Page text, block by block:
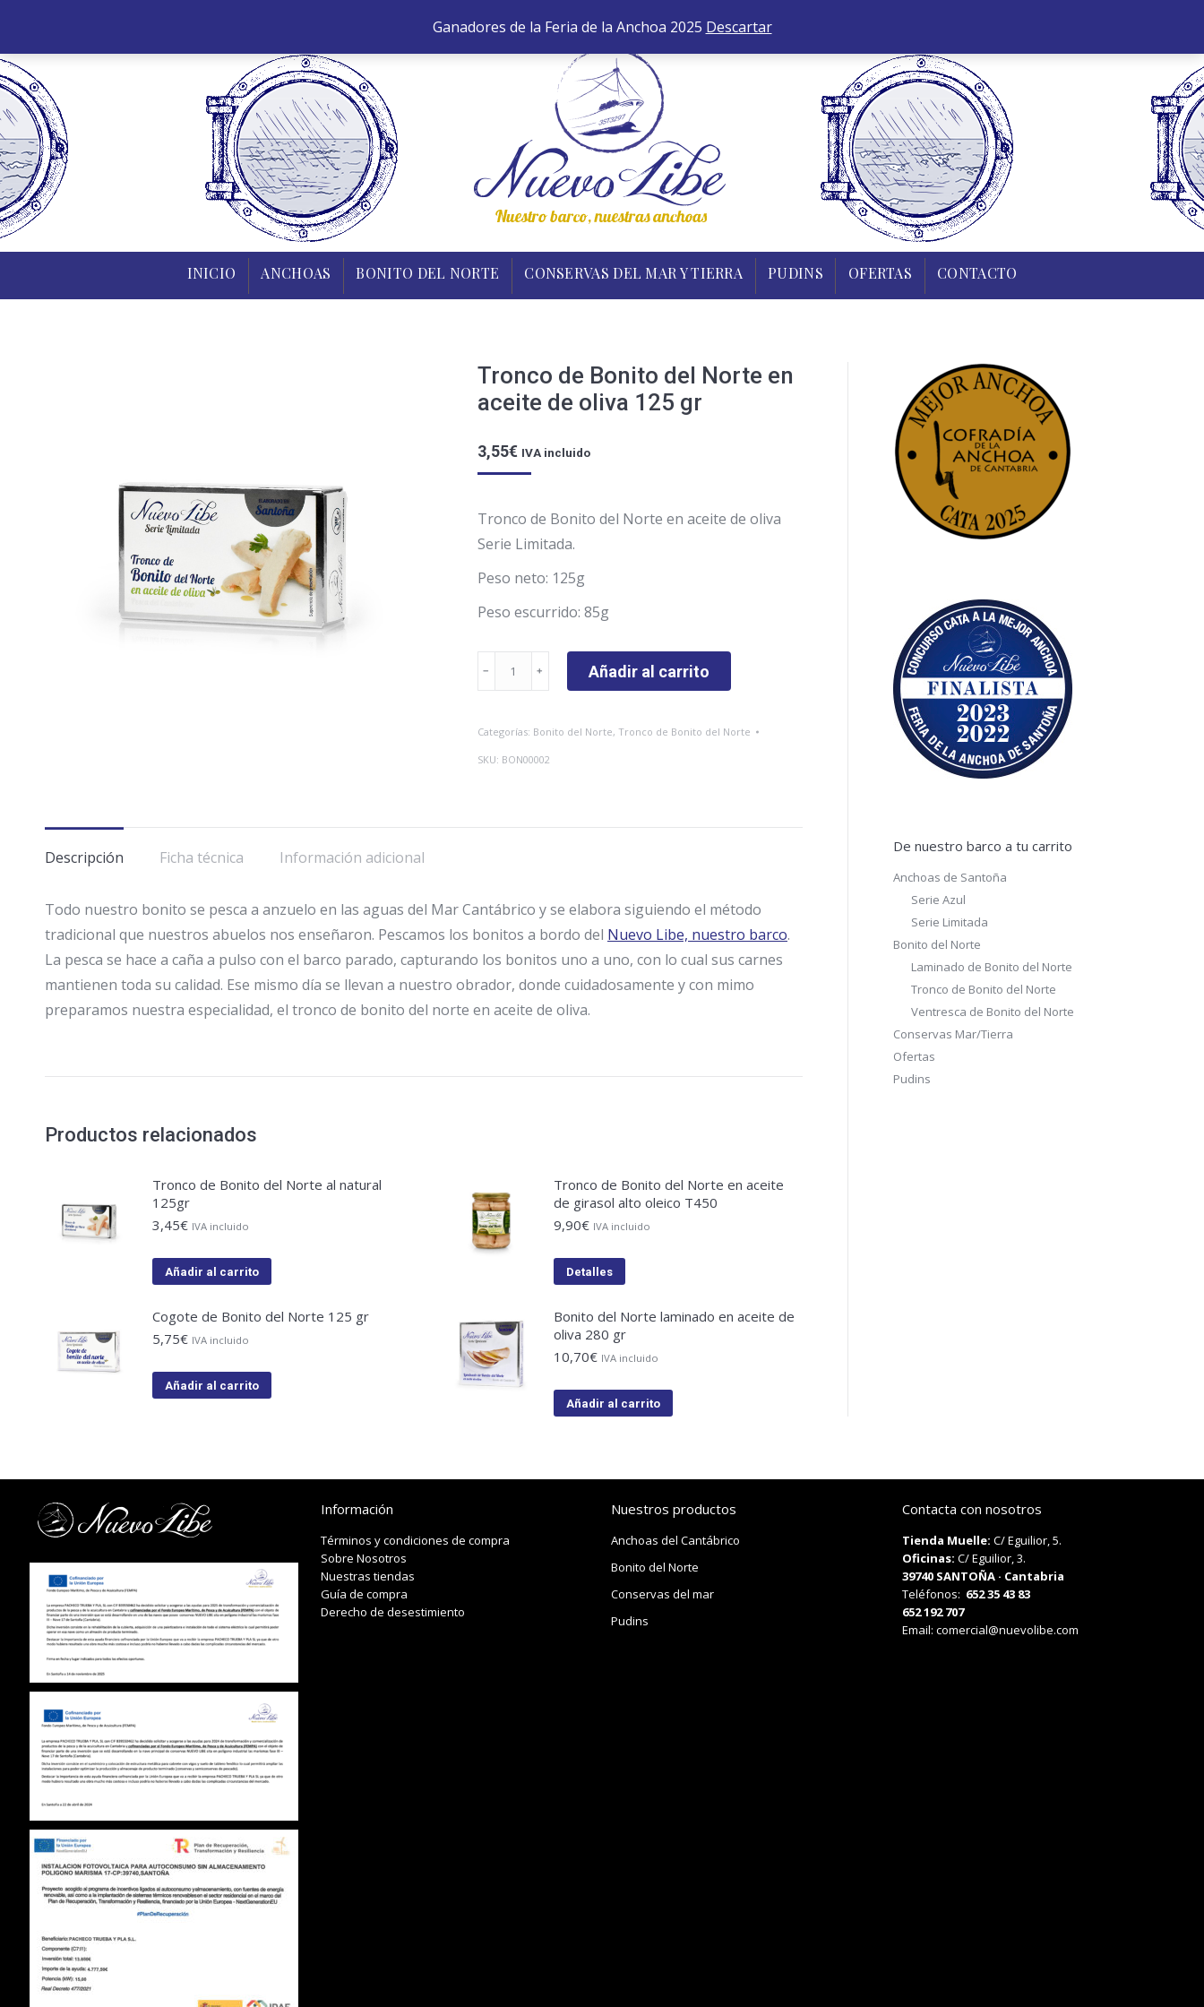
INICIO ANCHOAS BONITO DEL NORTE CONSERVAS DEL MAR Y TIERRA PUDINS OFERTAS CONTACTO
Tronco de Bonito del Norte en
aceite de oliva 125 gr
3,55€ IVA incluido
Tronco de Bonito del Norte en aceite de oliva
Serie Limitada.
Peso neto: 125g
Peso escurrido: 85g
Tronco
de
del
Norte
gr
cantidad
Añadir al carrito
Categorías: Bonito del Norte, Tronco de Bonito del Norte
SKU: BON00002
Descripción Ficha técnica Información adicional
Todo nuestro bonito se pesca a anzuelo en las aguas del Mar Cantábrico y se elabora siguiendo el método
tradicional que nuestros abuelos nos enseñaron. Pescamos los bonitos a bordo del Nuevo Libe, nuestro barco.
La pesca se hace a caña a pulso con el barco parado, capturando los bonitos uno a uno, con lo cual sus carnes
mantienen toda su calidad. Ese mismo día se llevan a nuestro obrador, donde cuidadosamente y con mimo
preparamos nuestra especialidad, el tronco de bonito del norte en aceite de oliva.
Productos relacionados
Tronco de Bonito del Norte al natural
125gr
3,45€ IVA incluido
Añadir al carrito
Tronco de Bonito del Norte en aceite
de girasol alto oleico T450
9,90€ IVA incluido
Detalles
Cogote de Bonito del Norte 125 gr
5,75€ IVA incluido
Añadir al carrito
Bonito del Norte laminado en aceite de
oliva 280 gr
10,70€ IVA incluido
Añadir al carrito
De nuestro barco a tu carrito
Anchoas de Santoña
Serie Azul
Serie Limitada
Bonito del Norte
Laminado de Bonito del Norte
Tronco de Bonito del Norte
Ventresca de Bonito del Norte
Conservas Mar/Tierra
Ofertas
Pudins
Información
Términos y condiciones de compra
Sobre Nosotros
Nuestras tiendas
Guía de compra
Derecho de desestimiento
Nuestros productos
Anchoas del Cantábrico
Bonito del Norte
Conservas del mar
Pudins
Contacta con nosotros
Tienda Muelle: C/ Eguilior, 5.
Oficinas: C/ Eguilior, 3.
39740 SANTOÑA · Cantabria
Teléfonos: 652 35 43 83
652 192 707
Email: comercial@nuevolibe.com
Ganadores de la Feria de la Anchoa 2025 Descartar
ANCHOAS BONITO DEL NORTE CONSERVAS DEL MAR Y TIERRA